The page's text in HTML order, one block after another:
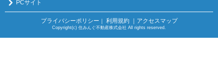
PCサイト
プライバシーポリシー ｜ 利用規約 ｜アクセスマップ
Copyright(c) 住みんぐ不動産株式会社 All rights reserved.